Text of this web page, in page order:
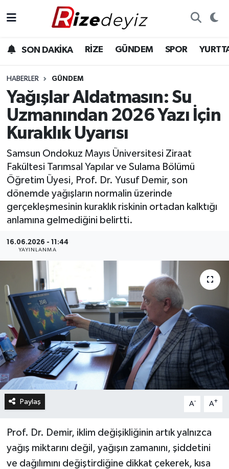
SON DAKİKA RİZE GÜNDEM SPOR
HABERLER GÜNDEM
Yağışlar Aldatmasın: Su
Uzmanından 2026 Yazı İçin
Kuraklık Uyarısı
Samsun Ondokuz Mayıs Üniversitesi Ziraat
Fakültesi Tarımsal Yapılar ve Sulama Bölümü
Öğretim Üyesi, Prof. Dr. Yusuf Demir, son
dönemde yağışların normalin üzerinde
gerçekleşmesinin kuraklık riskinin ortadan kalktığı
anlamına gelmediğini belirtti.
16.06.2026 - 11:44
YAYINLANMA
Paylaş A- A+
Prof. Dr. Demir, iklim değişikliğinin artık yalnızca
yağış miktarını değil, yağışın zamanını, şiddetini
ve dağılımını değiştirdiğine dikkat çekerek, kısa
Gündem
Yurttan Haberler
Ekonomi
Sağlık
Rize Hava Durumu
Rize Trafik Yoğunluk Haritası
Süper Lig Puan Durumu ve Fikstür
Tüm Manşetler
Son Dakika Haberleri
Haber Arşivi